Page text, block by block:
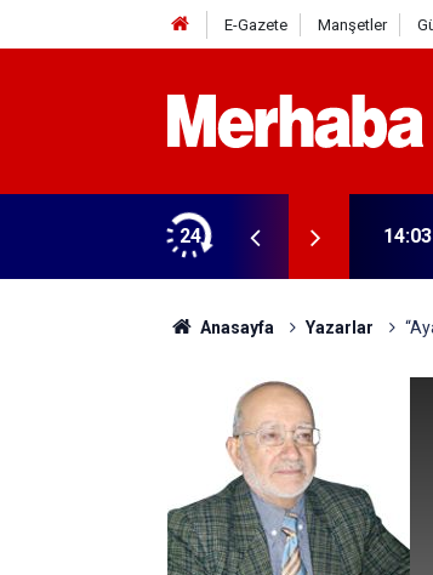
E-Gazete Manşetler
24 14:03
Anasayfa Yazarlar